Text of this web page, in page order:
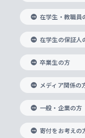
経済学部
外国語学部
総合グロー
国際教養学
理工学部
身体知
思考と表現
データサイ
グローバル
上智大学で
海外で学ぶ
学びのサポー
大学院
神学研究科
実践宗教学
助産学専攻科
生涯学習
国際言語情
グローバル
比較文化研
ヨーロッパ
アジア文化
研究支援制度
重点領域研
研究活動に関
ボランティ
学生の相談窓
心身の健康
ハラスメン
障がいのあ
キャリア形成
キャリア形
就職（内定
住まいのサポ
科目等履修生
研究生・外国
交換留学生(
ノンディグリ
Sophia
学長・副学
上智大学の精
上智大学の
上智大学の
ソフィア・
上智大学と
グローバルエ
上智大学を
国連Weeks
上智大学公式
学校法人上智
数字で見る上
在学生・教職員
在学生の保証人
卒業生の方
メディア関係の
一般・企業の方
寄付をお考えの